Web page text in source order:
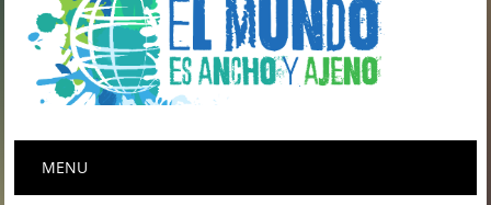
Menú principal
MENU